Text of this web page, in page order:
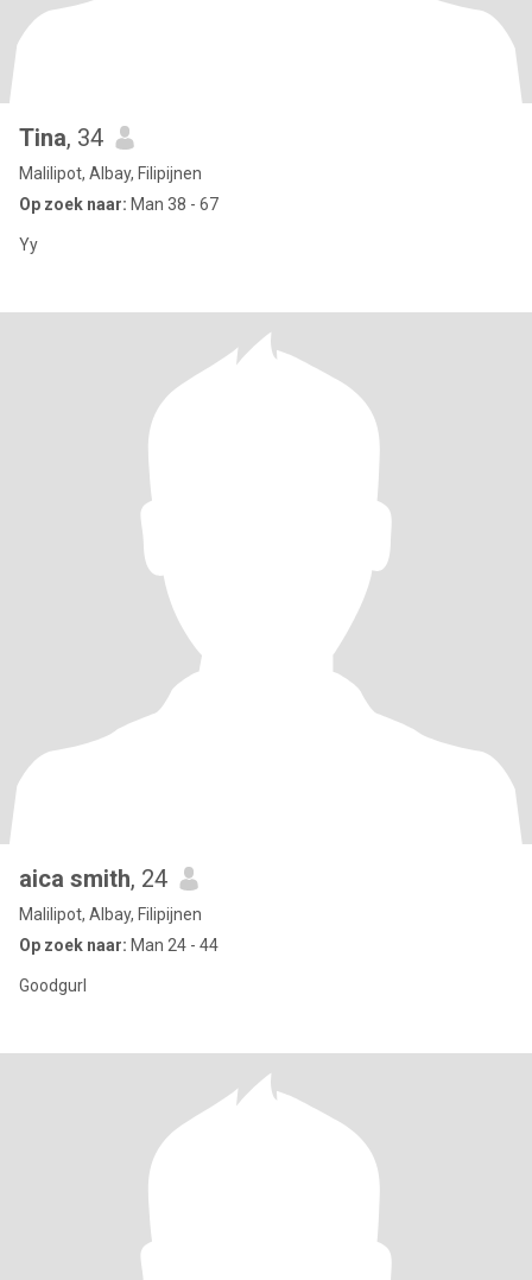
Tina, 34
Malilipot, Albay, Filipijnen
Op zoek naar: Man 38 - 67
Yy
aica smith, 24
Malilipot, Albay, Filipijnen
Op zoek naar: Man 24 - 44
Goodgurl